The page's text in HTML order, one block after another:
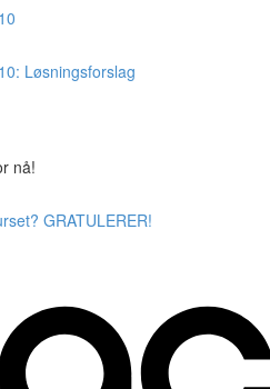
Løsningsforslag
nå!
GRATULERER!